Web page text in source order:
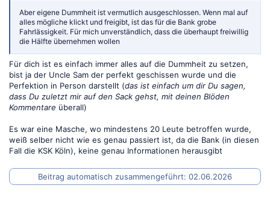
Aber eigene Dummheit ist vermutlich ausgeschlossen. Wenn mal auf
alles mögliche klickt und freigibt, ist das für die Bank grobe
Fahrlässigkeit. Für mich unverständlich, dass die überhaupt freiwillig
die Hälfte übernehmen wollen
Für dich ist es einfach immer alles auf die Dummheit zu setzen,
bist ja der Uncle Sam der perfekt geschissen wurde und die
Perfektion in Person darstellt (das ist einfach um dir Du sagen,
dass Du zuletzt mir auf den Sack gehst, mit deinen Blöden
Kommentare überall)
Es war eine Masche, wo mindestens 20 Leute betroffen wurde,
weiß selber nicht wie es genau passiert ist, da die Bank (in diesen
Fall die KSK Köln), keine genau Informationen herausgibt
Beitrag automatisch zusammengeführt: 02.06.2026